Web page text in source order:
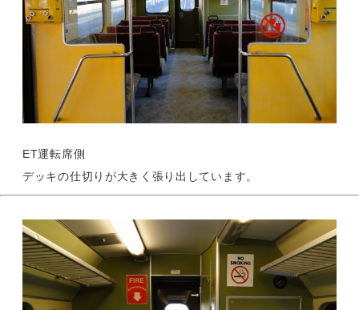
ET運転席側
デッキの仕切りが大きく張り出しています。